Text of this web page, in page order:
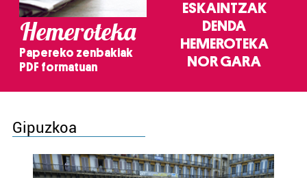
Hemeroteka
Papereko zenbakiak
PDF formatuan
ESKAINTZAK
DENDA
HEMEROTEKA
NOR GARA
Gipuzkoa